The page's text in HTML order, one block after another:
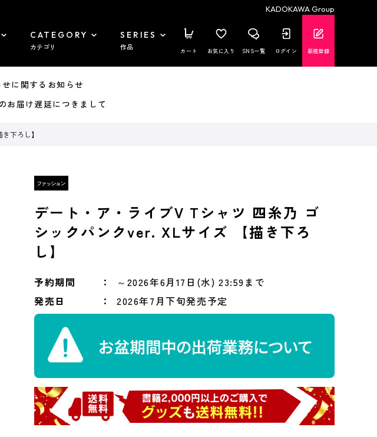
KADOKAWA Group
CATEGORY
カテゴリ
SERIES
作品 カート お気に入り SNS一覧 ログイン 新規登録
に関するお知らせ
届け遅延につきまして
下ろし】
デート・ア・ライブV Tシャツ 四糸乃 ゴ
シックパンクver. XLサイズ 【描き下ろ
し】
予約期間
～2026年6月17日(水) 23:59まで
発売日
2026年7月下旬発売予定